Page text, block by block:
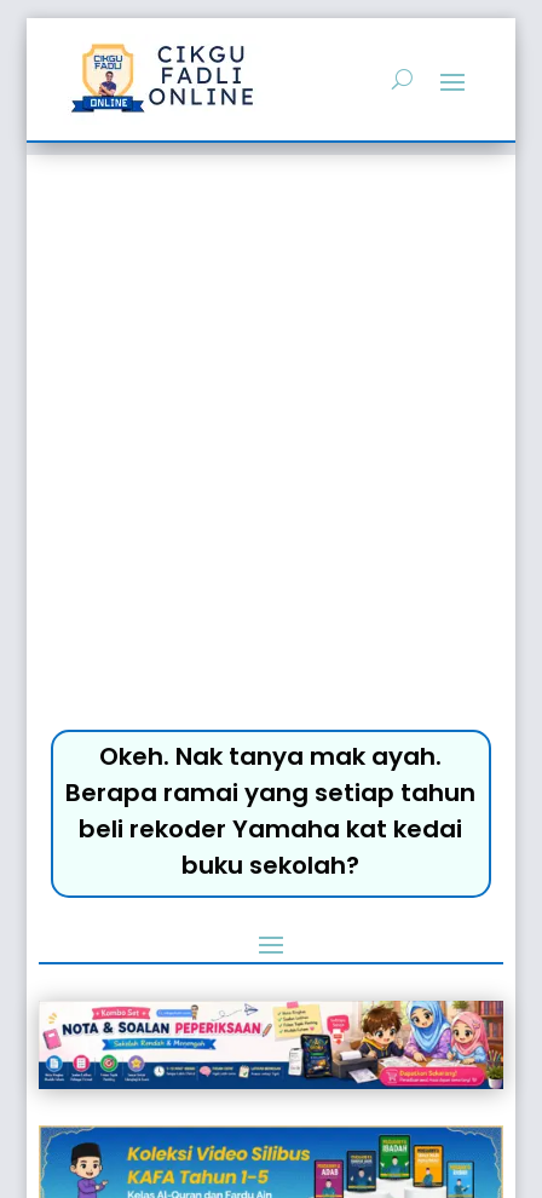
Okeh. Nak tanya mak ayah.
Berapa ramai yang setiap tahun
beli rekoder Yamaha kat kedai
buku sekolah?